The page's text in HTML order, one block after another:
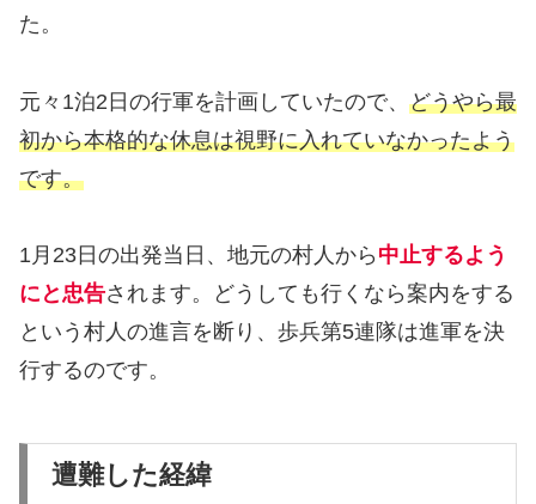
た。
元々1泊2日の行軍を計画していたので、 どうやら最
初から本格的な休息は視野に入れていなかったよう
です。
1月23日の出発当日、地元の村人から 中止するよう
にと忠告されます。どうしても行くなら案内をする
という村人の進言を断り、歩兵第5連隊は進軍を決
行するのです。
遭難した経緯